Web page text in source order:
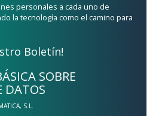
personales a cada uno de
la tecnología como el camino para
Boletín!
SOBRE
DATOS
S.L.